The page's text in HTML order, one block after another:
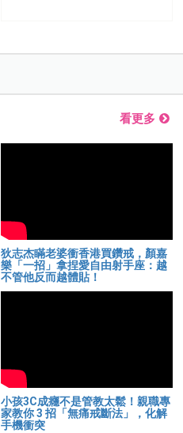
看更多
狄志杰瞞老婆衝香港買鑽戒，顏嘉
樂「一招」拿捏愛自由射手座：越
不管他反而越體貼！
小孩3C成癮不是管教太鬆！親職專
家教你 3 招「無痛戒斷法」，化解
手機衝突